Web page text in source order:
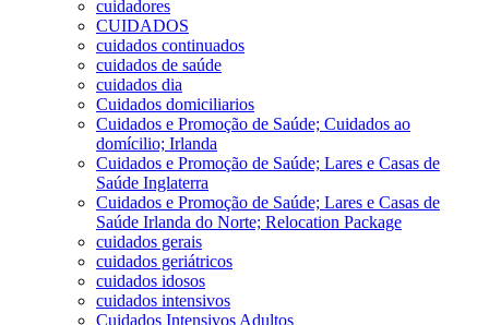
cuidadores
CUIDADOS
cuidados continuados
cuidados de saúde
cuidados dia
Cuidados domiciliarios
Cuidados e Promoção de Saúde; Cuidados ao
domícilio; Irlanda
Cuidados e Promoção de Saúde; Lares e Casas de
Saúde Inglaterra
Cuidados e Promoção de Saúde; Lares e Casas de
Saúde Irlanda do Norte; Relocation Package
cuidados gerais
cuidados geriátricos
cuidados idosos
cuidados intensivos
Cuidados Intensivos Adultos